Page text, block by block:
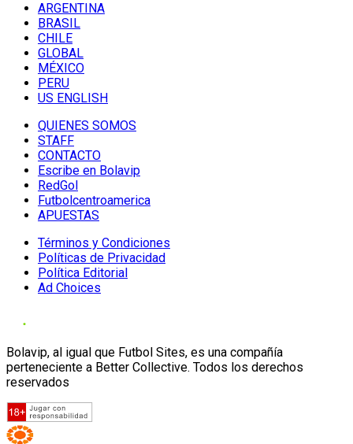
ARGENTINA
BRASIL
CHILE
GLOBAL
MÉXICO
PERU
US ENGLISH
QUIENES SOMOS
STAFF
CONTACTO
Escribe en Bolavip
RedGol
Futbolcentroamerica
APUESTAS
Términos y Condiciones
Políticas de Privacidad
Política Editorial
Ad Choices
Bolavip, al igual que Futbol Sites, es una compañía
perteneciente a Better Collective. Todos los derechos
reservados